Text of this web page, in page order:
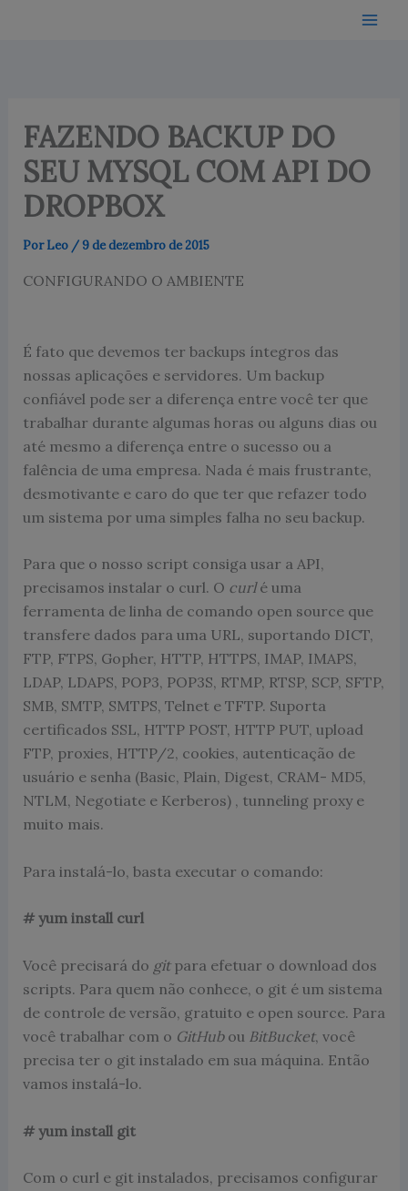
FAZENDO BACKUP DO
SEU MYSQL COM API DO
DROPBOX
PorLeo /9 de dezembro de 2015
CONFIGURANDO O AMBIENTE
É fato que devemos ter backups íntegros das
nossas aplicações e servidores. Um backup
confiável pode ser a diferença entre você ter que
trabalhar durante algumas horas ou alguns dias ou
até mesmo a diferença entre o sucesso ou a
falência de uma empresa. Nada é mais frustrante,
desmotivante e caro do que ter que refazer todo
um sistema por uma simples falha no seu backup.
Para que o nosso script consiga usar a API,
precisamos instalar o curl. O curlé uma
ferramenta de linha de comando open source que
transfere dados para uma URL, suportando DICT,
FTP, FTPS, Gopher, HTTP, HTTPS, IMAP, IMAPS,
LDAP, LDAPS, POP3, POP3S, RTMP, RTSP, SCP, SFTP,
SMB, SMTP, SMTPS, Telnet e TFTP. Suporta
certificados SSL, HTTP POST, HTTP PUT, upload
FTP, proxies, HTTP/2, cookies, autenticação de
usuário e senha (Basic, Plain, Digest, CRAM- MD5,
NTLM, Negotiate e Kerberos) , tunneling proxy e
muito mais.
Para instalá-lo, basta executar o comando:
# yum install curl
Você precisará do gitpara efetuar o download dos
scripts. Para quem não conhece, o git é um sistema
de controle de versão, gratuito e open source. Para
você trabalhar com o GitHubou BitBucket, você
precisa ter o git instalado em sua máquina. Então
vamos instalá-lo.
# yum install git
Com o curl e git instalados, precisamos configurar